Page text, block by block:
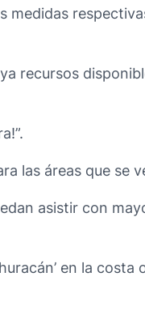
recursos
las áreas que se
asistir con
en la costa